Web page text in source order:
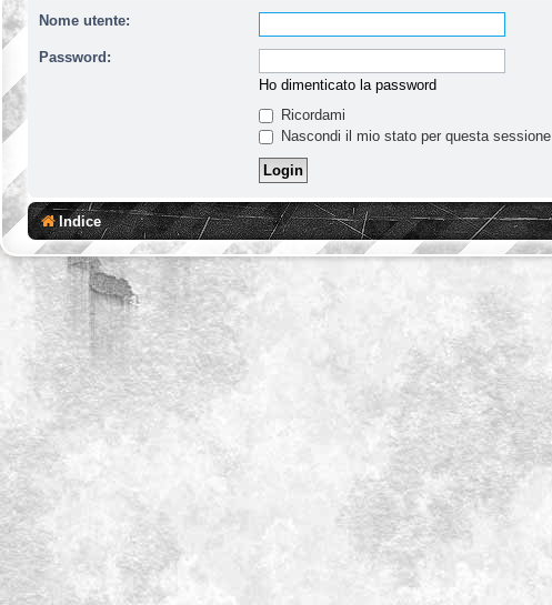
Nome utente:
Password:
Ho dimenticato la password
Ricordami
Nascondi il mio stato per questa sessione
Indice